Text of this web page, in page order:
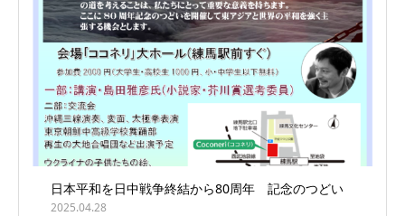
日本平和を日中戦争終結から80周年 記念のつどい
2025.04.28